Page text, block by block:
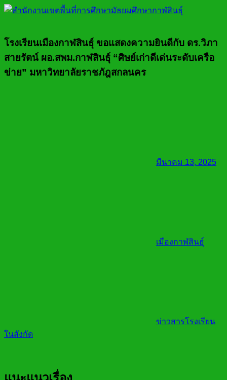
โรงเรียนเมืองกาฬสินธุ์ ขอแสดงความยินดีกับ ดร.วิภา
สายรัตน์ ผอ.สพม.กาฬสินธุ์ “ศิษย์เก่าดีเด่นระดับเครือ
ข่าย” มหาวิทยาลัยราชภัฎสกลนคร
มีนาคม 13, 2025
เมืองกาฬสินธุ์
ข่าวสารโรงเรียน
ในสังกัด